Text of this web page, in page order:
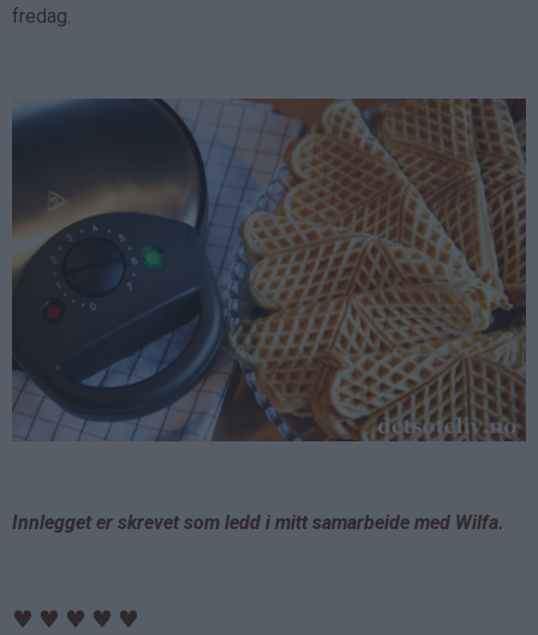
fredag.
Innlegget er skrevet som ledd i mitt samarbeide med Wilfa.
♥ ♥ ♥ ♥ ♥